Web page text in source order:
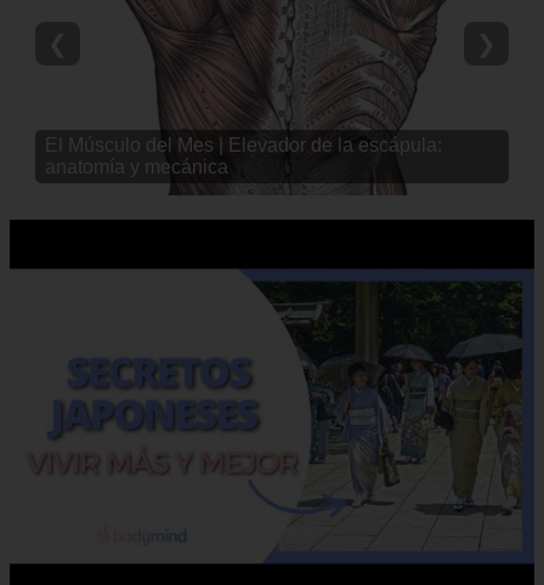
El Músculo del Mes | Elevador de la escápula:
anatomía y mecánica